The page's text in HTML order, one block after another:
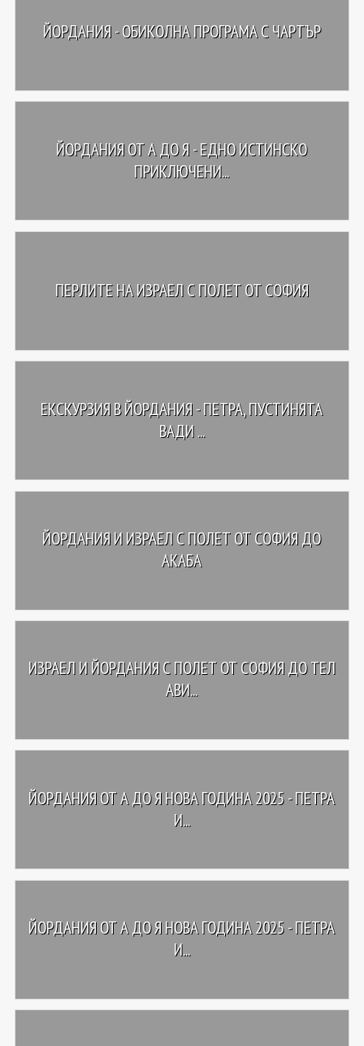
ЙОРДАНИЯ - ОБИКОЛНА ПРОГРАМА С ЧАРТЪР
ЙОРДАНИЯ ОТ А ДО Я - ЕДНО ИСТИНСКО
ПРИКЛЮЧЕНИ...
ПЕРЛИТЕ НА ИЗРАЕЛ С ПОЛЕТ ОТ СОФИЯ
ЕКСКУРЗИЯ В ЙОРДАНИЯ - ПЕТРА, ПУСТИНЯТА
ВАДИ ...
ЙОРДАНИЯ И ИЗРАЕЛ С ПОЛЕТ ОТ СОФИЯ ДО
АКАБА
ИЗРАЕЛ И ЙОРДАНИЯ С ПОЛЕТ ОТ СОФИЯ ДО ТЕЛ
АВИ...
ЙОРДАНИЯ ОТ А ДО Я НОВА ГОДИНА 2025 - ПЕТРА
И...
ЙОРДАНИЯ ОТ А ДО Я НОВА ГОДИНА 2025 - ПЕТРА
И...